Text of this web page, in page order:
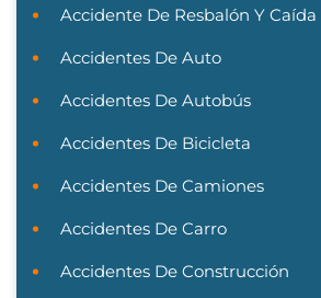
Accidente De Resbalón Y Caída
Accidentes De Auto
Accidentes De Autobús
Accidentes De Bicicleta
Accidentes De Camiones
Accidentes De Carro
Accidentes De Construcción